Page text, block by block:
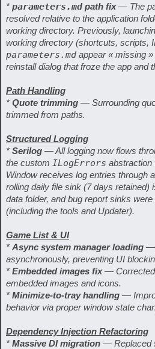
* parameters.mdpath fix— The
resolved relative to the application
working directory. Previously,
working directory (shortcuts, scripts,
parameters.md appear « missing
reinstall dialog that froze the app and
Path Handling
* Quote trimming — Surrounding
trimmed from paths.
Structured Logging
* Serilog — All logging now flows
the custom ILogErrors abstraction
Window receives log entries through
rolling daily file sink (7 days retained)
data folder, and bug report sinks
(including the tools and Updater).
Game List & UI
* Async system manager loading —
asynchronously, preventing UI
* Embedded images fix— Corrected
embedded images and icons.
* Minimize-to-tray handling —
behavior via proper window state
Dependency Injection Refactoring
* Massive DI migration — Replaced